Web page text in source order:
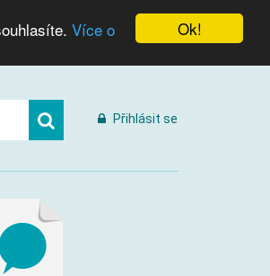
Ok!
Více o
Přihlásit se